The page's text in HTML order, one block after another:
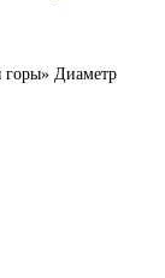
горы» Диаметр